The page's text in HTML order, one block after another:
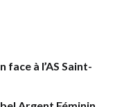
à l’AS Saint-